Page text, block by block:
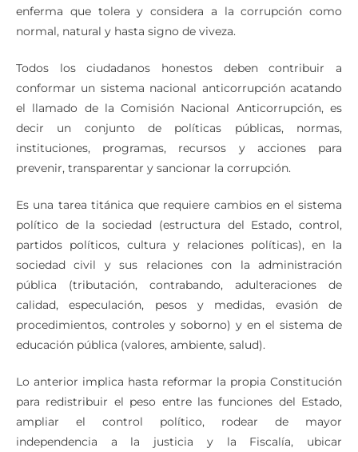
enferma que tolera y considera a la corrupción como
normal, natural y hasta signo de viveza.
Todos los ciudadanos honestos deben contribuir a
conformar un sistema nacional anticorrupción acatando
el llamado de la Comisión Nacional Anticorrupción, es
decir un conjunto de políticas públicas, normas,
instituciones, programas, recursos y acciones para
prevenir, transparentar y sancionar la corrupción.
Es una tarea titánica que requiere cambios en el sistema
político de la sociedad (estructura del Estado, control,
partidos políticos, cultura y relaciones políticas), en la
sociedad civil y sus relaciones con la administración
pública (tributación, contrabando, adulteraciones de
calidad, especulación, pesos y medidas, evasión de
procedimientos, controles y soborno) y en el sistema de
educación pública (valores, ambiente, salud).
Lo anterior implica hasta reformar la propia Constitución
para redistribuir el peso entre las funciones del Estado,
ampliar el control político, rodear de mayor
independencia a la justicia y la Fiscalía, ubicar